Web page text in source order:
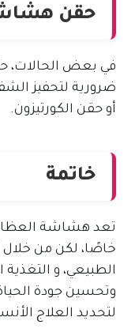
حقن
في بعض الحالات،
ضرورية لتحفيز
أو حقن الكورتيزون.
خاتمة
تعد هشاشة
خاصًا، لكن من خلال
الطبيعي، و
وتحسين جودة
لتحديد العلاج